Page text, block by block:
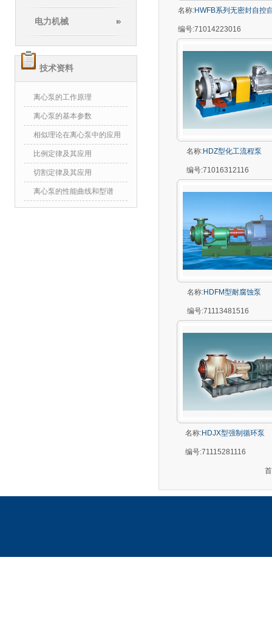
电力机械
技术资料
离心泵的工作原理
离心泵的基本参数
相似理论在离心泵中的应用
比例定律及其应用
切割定律及其应用
离心泵的性能曲线和型谱
名称:HWFB系列无密封自控
编号:71014223016
名称:HDZ型化工流程泵
编号:71016312116
名称:HDFM型耐腐蚀泵
编号:71113481516
名称:HDJX型强制循环泵
编号:71115281116